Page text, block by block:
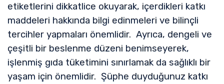
etiketlerini dikkatlice okuyarak, içerdikleri katkı
maddeleri hakkında bilgi edinmeleri ve bilinçli
tercihler yapmaları önemlidir. Ayrıca, dengeli ve
çeşitli bir beslenme düzeni benimseyerek,
işlenmiş gıda tüketimini sınırlamak da sağlıklı bir
yaşam için önemlidir. Şüphe duyduğunuz katkı